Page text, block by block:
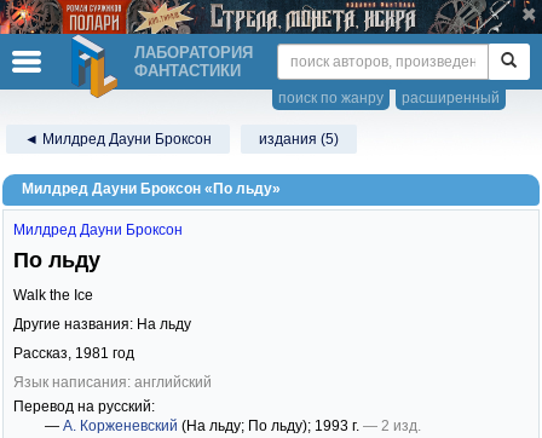
ЛАБОРАТОРИЯ
ФАНТАСТИКИ
расширенный
поиск по жанру
◄ Милдред Дауни Броксон издания (5)
Милдред Дауни Броксон «По льду»
Милдред Дауни Броксон
По льду
Walk the Ice
Другие названия: На льду
Рассказ, 1981 год
Язык написания: английский
Перевод на русский:
— А. Корженевский (На льду; По льду); 1993 г. — 2 изд.